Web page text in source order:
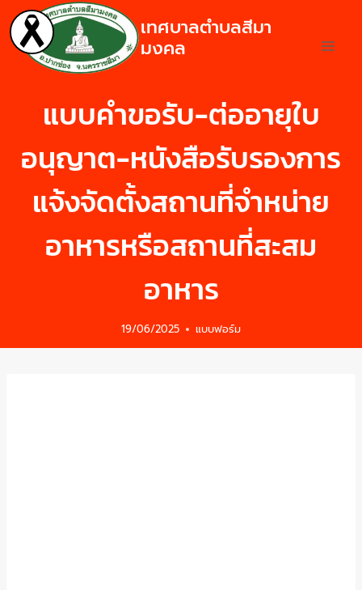
เทศบาลตำบลสีมา
มงคล
แบบคำขอรับ-ต่ออายุใบ
อนุญาต-หนังสือรับรองการ
แจ้งจัดตั้งสถานที่จำหน่าย
อาหารหรือสถานที่สะสม
อาหาร
19/06/2025 แบบฟอร์ม